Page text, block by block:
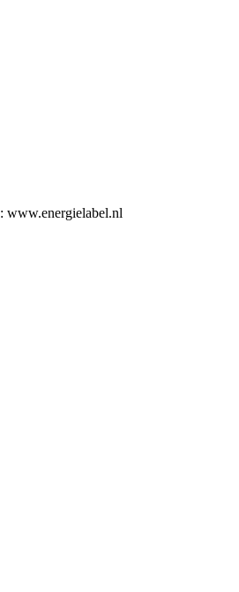
www.energielabel.nl